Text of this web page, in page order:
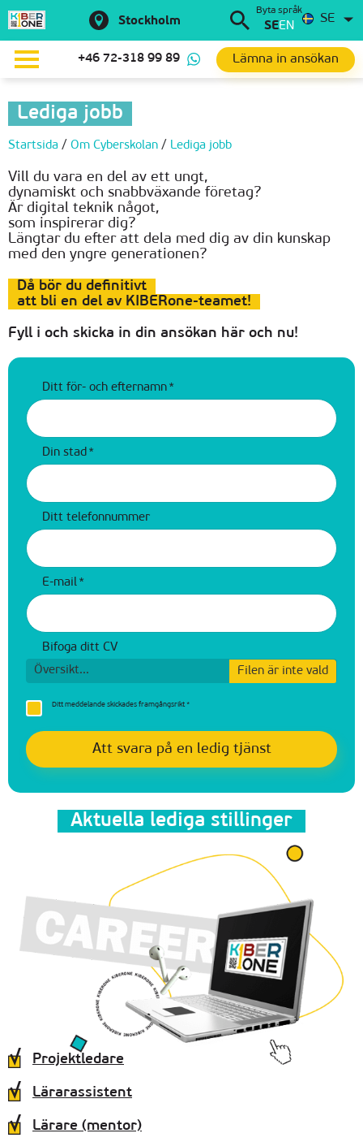
Stockholm
Byta språk
SEEN
SE
+46 72-318 99 89 Lämna in ansökan
Lediga jobb
Startsida / Om Сyberskolan / Lediga jobb
Vill du vara en del av ett ungt,
dynamiskt och snabbväxande företag?
Är digital teknik något,
som inspirerar dig?
Längtar du efter att dela med dig av din kunskap
med den yngre generationen?
Då bör du definitivt
att bli en del av KIBERone-teamet!
Fyll i och skicka in din ansökan här och nu!
Ditt för- och efternamn *
Din stad *
Ditt telefonnummer
E-mail *
Bifoga ditt CV
Översikt...
Filen är inte vald
Ditt meddelande skickades framgångsrikt *
Aktuella lediga stillinger
Projektledare
Lärarassistent
Lärare (mentor)